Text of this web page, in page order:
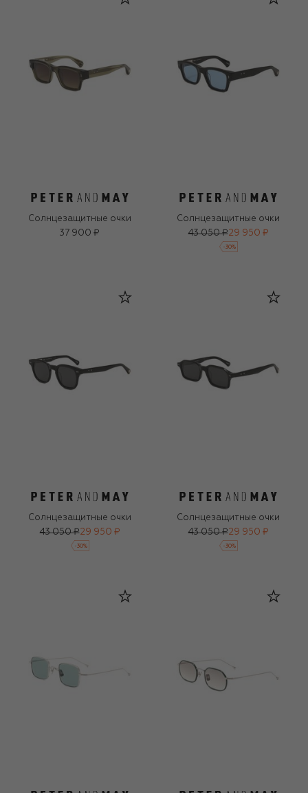
Солнцезащитные очки
37 900 ₽
Солнцезащитные очки
43 050 ₽29 950 ₽
-30%
Солнцезащитные очки
43 050 ₽29 950 ₽
-30%
Солнцезащитные очки
43 050 ₽29 950 ₽
-30%